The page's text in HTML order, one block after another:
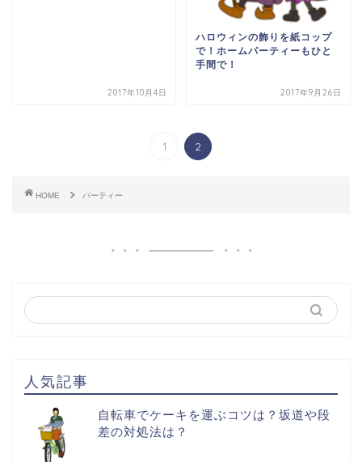
2017年10月4日
ハロウィンの飾りを紙コップ
で！ホームパーティーもひと
手間で！
2017年9月26日
1 2
HOME パーティー
人気記事
自転車でケーキを運ぶコツは？坂道や段
差の対処法は？